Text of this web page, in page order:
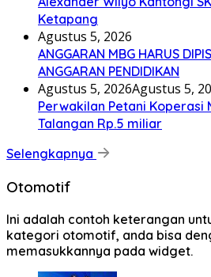
Ketapang
Agustus 5, 2026
ANGGARAN MBG HARUS
ANGGARAN PENDIDIKAN
Agustus 5, 2026Agustus 5,
Perwakilan Petani Koperasi
Talangan Rp.5 miliar
Selengkapnya
Otomotif
Ini adalah contoh keterangan
kategori otomotif, anda bisa
memasukkannya pada widget.